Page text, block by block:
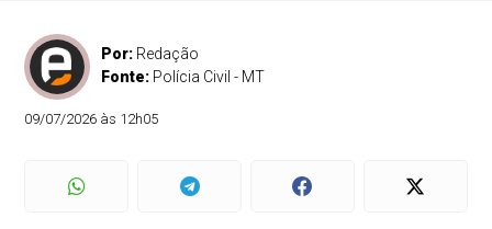
Por: Redação
Fonte: Polícia Civil - MT
09/07/2026 às 12h05